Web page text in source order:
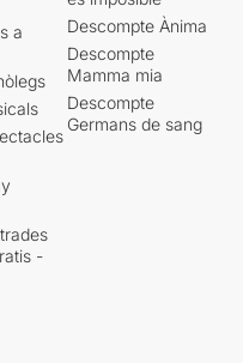
a
-
Descompte Ànima
Descompte
Mamma mia
Descompte
Germans de sang